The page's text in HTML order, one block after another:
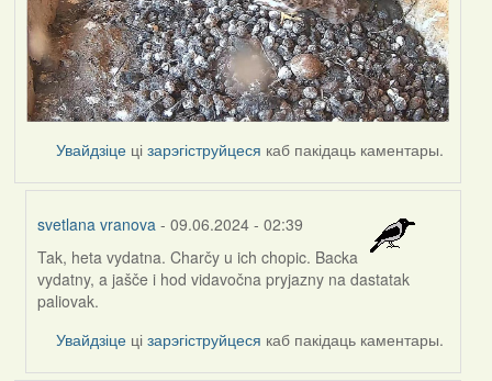
Увайдзіце цізарэгіструйцеся каб пакідаць каментары.
svetlana vranova - 09.06.2024 - 02:39
In
reply
to
Tak, heta vydatna. Charčy u ich chopic. Backa
vydatny, a jašče i hod vidavočna pryjazny na dastatak
paliovak.
Увайдзіце цізарэгіструйцеся каб пакідаць каментары.